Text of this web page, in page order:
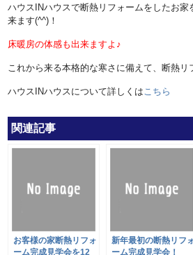
ハウスINハウスで断熱リフォームをしたお家
来ます(^^)！
床暖房の体感も出来ますよ♪
これから来る本格的な寒さに備えて、断熱リ
ハウスINハウスについて詳しくは こちら
関連記事
お客様の家断熱リフォ
ーム完成見学会を12
新年最初の断熱リフ
ーム完成見学会！